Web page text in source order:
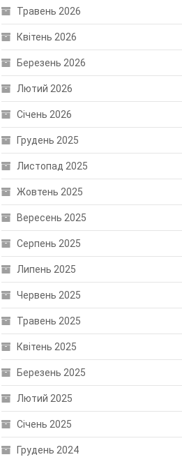
Травень 2026
Квітень 2026
Березень 2026
Лютий 2026
Січень 2026
Грудень 2025
Листопад 2025
Жовтень 2025
Вересень 2025
Серпень 2025
Липень 2025
Червень 2025
Травень 2025
Квітень 2025
Березень 2025
Лютий 2025
Січень 2025
Грудень 2024